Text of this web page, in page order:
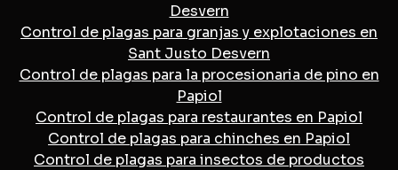
Desvern
Control de plagas para granjas y explotaciones en
Sant Justo Desvern
Control de plagas para la procesionaria de pino en
Papiol
Control de plagas para restaurantes en Papiol
Control de plagas para chinches en Papiol
Control de plagas para insectos de productos